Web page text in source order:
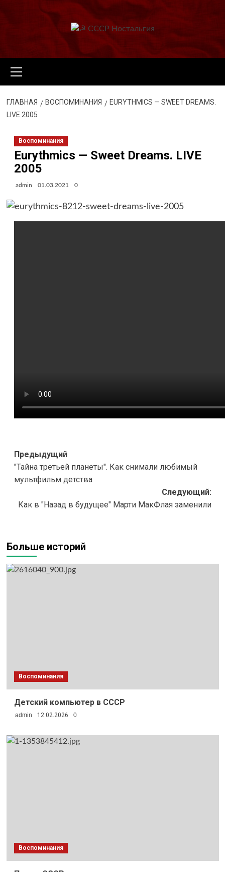
меню
ГЛАВНАЯ ВОСПОМИНАНИЯ
EURYTHMICS — SWEET DREAMS.
LIVE 2005
Воспоминания
Eurythmics — Sweet Dreams. LIVE
2005
admin 01.03.2021 0
Навигация
записи
Предыдущий
"Тайна третьей планеты". Как снимали любимый
мультфильм детства
Следующий:
Как в "Назад в будущее" Марти МакФлая заменили
Больше историй
Воспоминания
Детский компьютер в СССР
admin 12.02.2026 0
Воспоминания